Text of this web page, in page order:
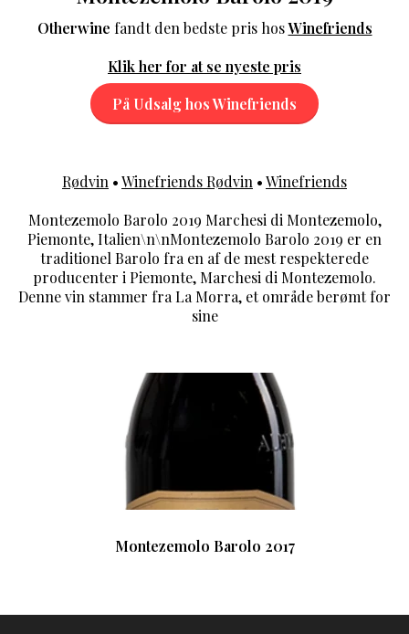
Otherwine fandt den bedste pris hosWinefriends
Klik her for at se nyeste pris
På Udsalg hos Winefriends
Rødvin •Winefriends Rødvin •Winefriends
Montezemolo Barolo 2019 Marchesi di Montezemolo,
Piemonte, Italien\n\nMontezemolo Barolo 2019 er en
traditionel Barolo fra en af de mest respekterede
producenter i Piemonte, Marchesi di Montezemolo.
Denne vin stammer fra La Morra, et område berømt for
sine
Montezemolo Barolo 2017